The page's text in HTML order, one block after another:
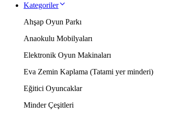
Kategoriler
Ahşap Oyun Parkı
Anaokulu Mobilyaları
Elektronik Oyun Makinaları
Eva Zemin Kaplama (Tatami yer minderi)
Eğitici Oyuncaklar
Minder Çeşitleri